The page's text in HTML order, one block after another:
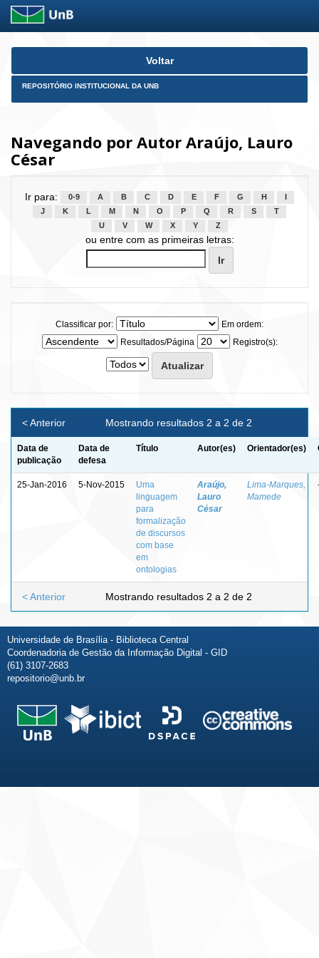
Skip
Voltar
REPOSITÓRIO INSTITUCIONAL DA UNB
Navegando por Autor Araújo, Lauro
César
Ir para: 0-9 A B C D E F G H
J
K L M N O P Q R S
T
U
V W X Y Z
ou entre com as primeiras letras:
Classificar por:
Em ordem:
Resultados/Página
Registro(s):
Mostrando resultados 2 a 2 de 2
< Anterior
Data de
publicação
Data de
defesa
Título Autor(es) Orientador(es)
25-Jan-2016 5-Nov-2015
Uma
linguagem
para
formalização
de discursos
com base
em
ontologias
Araújo,
Lauro
César
Lima-Marques,
Mamede
Mostrando resultados 2 a 2 de 2
< Anterior
Universidade de Brasília - Biblioteca Central
Coordenadoria de Gestão da Informação Digital - GID
(61) 3107-2683
repositorio@unb.br